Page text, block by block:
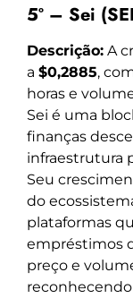
5º – Sei
Descrição: A
a $0,2885,
horas e
Sei é uma
finanças
infraestrutura
Seu
do
plataformas
empréstimos
preço e